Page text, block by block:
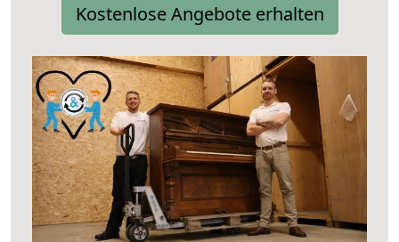
Kostenlose Angebote erhalten